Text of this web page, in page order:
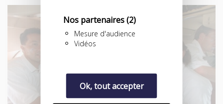
Nos partenaires(2)
Mesure d'audience
Vidéos
Ok, tout accepter